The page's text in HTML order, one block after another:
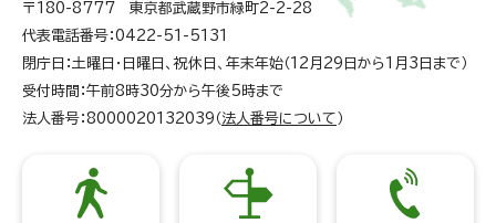
〒180-8777 東京都武蔵野市緑町2-2-28
代表電話番号：0422-51-5131
閉庁日：土曜日・日曜日、祝休日、年末年始（12月29日から1月3日まで）
受付時間：午前8時30分から午後5時まで
法人番号：8000020132039（ 法人番号について ）